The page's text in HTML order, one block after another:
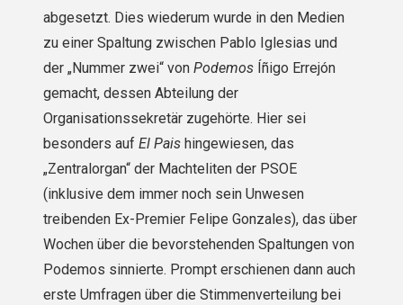
abgesetzt. Dies wiederum wurde in den Medien
zu einer Spaltung zwischen Pablo Iglesias und
der „Nummer zwei“ von PodemosÍñigo Errejón
gemacht, dessen Abteilung der
Organisationssekretär zugehörte. Hier sei
besonders auf El Paishingewiesen, das
„Zentralorgan“ der Machteliten der PSOE
(inklusive dem immer noch sein Unwesen
treibenden Ex-Premier Felipe Gonzales), das über
Wochen über die bevorstehenden Spaltungen von
Podemos sinnierte. Prompt erschienen dann auch
erste Umfragen über die Stimmenverteilung bei